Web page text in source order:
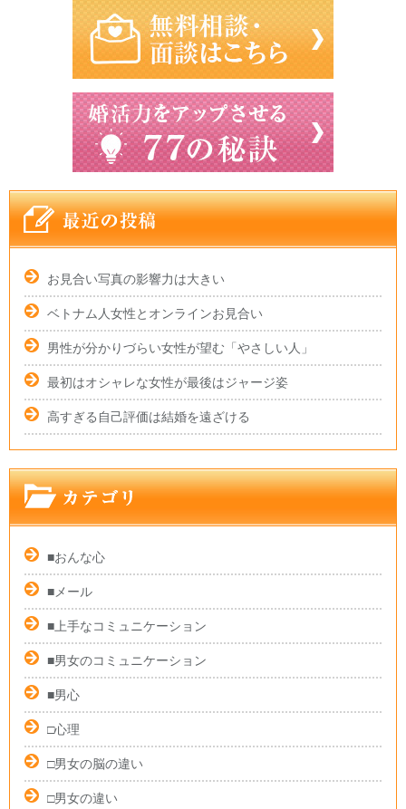
お見合い写真の影響力は大きい
ベトナム人女性とオンラインお見合い
男性が分かりづらい女性が望む「やさしい人」
最初はオシャレな女性が最後はジャージ姿
高すぎる自己評価は結婚を遠ざける
■おんな心
■メール
■上手なコミュニケーション
■男女のコミュニケーション
■男心
□心理
□男女の脳の違い
□男女の違い